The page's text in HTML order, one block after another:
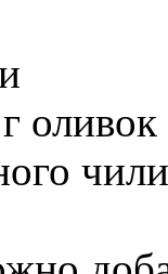
оливок
чили